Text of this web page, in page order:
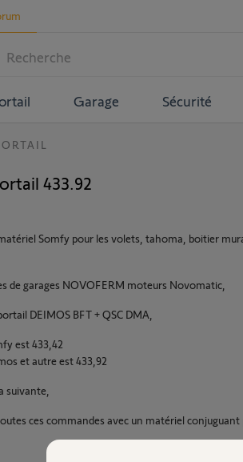
Garage Sécurité
433.92
Somfy pour les volets, tahoma, boitier
de garages NOVOFERM moteurs Novomatic,
DEIMOS BFT + QSC DMA,
est 433,42
et autre est 433,92
suivante,
ces commandes avec un matériel